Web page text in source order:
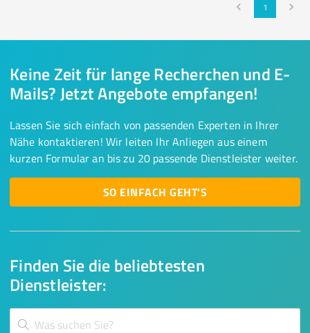
1
Finden Sie die beliebtesten
Dienstleister:
Keine Zeit für lange Recherchen und E-
Mails? Jetzt Angebote empfangen!
Lassen Sie sich einfach von passenden Experten in Ihrer
Nähe kontaktieren! Wir leiten Ihr Anliegen aus einem
kurzen Formular an bis zu 20 passende Dienstleister weiter.
SO EINFACH GEHT'S